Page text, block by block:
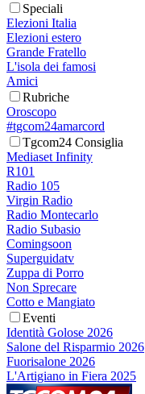
Speciali
Elezioni Italia
Elezioni estero
Grande Fratello
L'isola dei famosi
Amici
Rubriche
Oroscopo
#tgcom24amarcord
Tgcom24 Consiglia
Mediaset Infinity
R101
Radio 105
Virgin Radio
Radio Montecarlo
Radio Subasio
Comingsoon
Superguidatv
Zuppa di Porro
Non Sprecare
Cotto e Mangiato
Eventi
Identità Golose 2026
Salone del Risparmio 2026
Fuorisalone 2026
L'Artigiano in Fiera 2025